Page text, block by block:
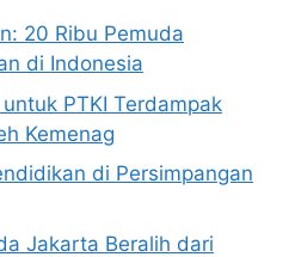
20 Ribu Pemuda
di Indonesia
PTKI Terdampak
Kemenag
di Persimpangan
Jakarta Beralih dari